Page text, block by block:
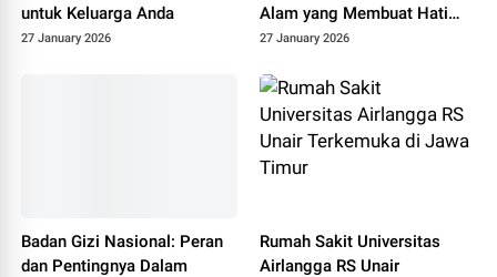
untuk Keluarga Anda
27 January 2026
Alam yang Membuat Hati
Tenang
27 January 2026
Badan Gizi Nasional: Peran
dan Pentingnya Dalam
Rumah Sakit Universitas
Airlangga RS Unair